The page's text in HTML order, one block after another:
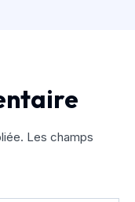
Les champs